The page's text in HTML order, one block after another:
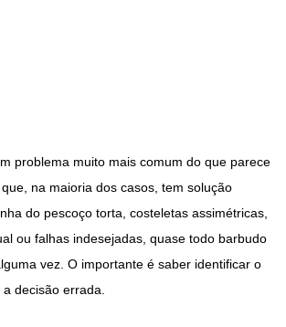
problema muito mais comum do que parece
na maioria dos casos, tem solução
do pescoço torta, costeletas assimétricas,
ou falhas indesejadas, quase todo barbudo
vez. O importante é saber identificar o
decisão errada.